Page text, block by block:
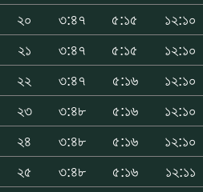
২০
৩:৪৭ ৫:১৫ ১২:১০
২১
৩:৪৭ ৫:১৫ ১২:১০
২২
৩:৪৭ ৫:১৬ ১২:১০
২৩
৩:৪৮ ৫:১৬ ১২:১০
২৪
৩:৪৮ ৫:১৬ ১২:১০
২৫
৩:৪৮ ৫:১৬ ১২:১১